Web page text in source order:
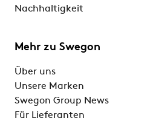
Nachhaltigkeit
Mehr zu Swegon
Über uns
Unsere Marken
Swegon Group News
Für Lieferanten